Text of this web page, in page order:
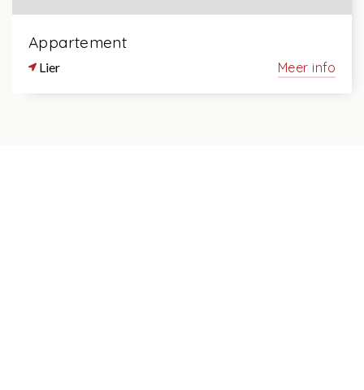
Appartement
Lier Meer info